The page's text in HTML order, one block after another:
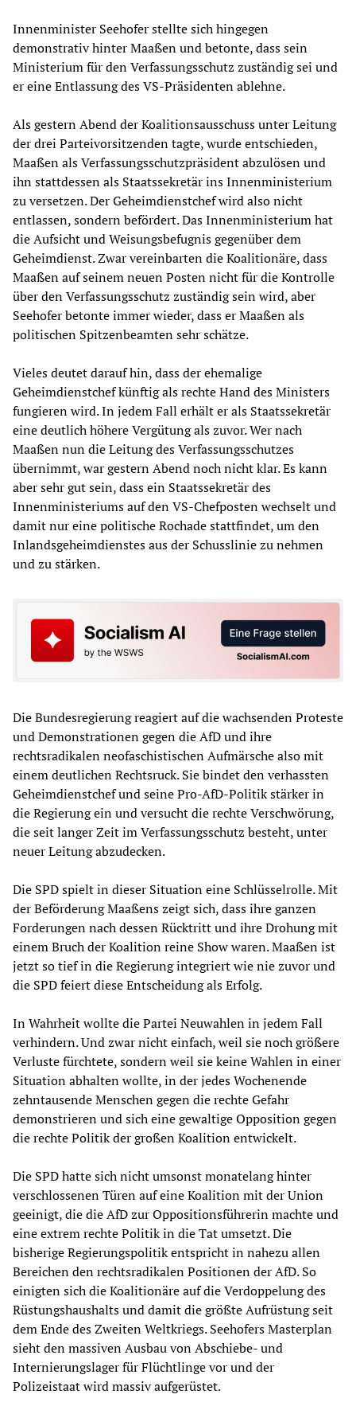
Innenminister Seehofer stellte sich hingegen
demonstrativ hinter Maaßen und betonte, dass sein
Ministerium für den Verfassungsschutz zuständig sei und
er eine Entlassung des VS-Präsidenten ablehne.
Als gestern Abend der Koalitionsausschuss unter Leitung
der drei Parteivorsitzenden tagte, wurde entschieden,
Maaßen als Verfassungsschutzpräsident abzulösen und
ihn stattdessen als Staatssekretär ins Innenministerium
zu versetzen. Der Geheimdienstchef wird also nicht
entlassen, sondern befördert. Das Innenministerium hat
die Aufsicht und Weisungsbefugnis gegenüber dem
Geheimdienst. Zwar vereinbarten die Koalitionäre, dass
Maaßen auf seinem neuen Posten nicht für die Kontrolle
über den Verfassungsschutz zuständig sein wird, aber
Seehofer betonte immer wieder, dass er Maaßen als
politischen Spitzenbeamten sehr schätze.
Vieles deutet darauf hin, dass der ehemalige
Geheimdienstchef künftig als rechte Hand des Ministers
fungieren wird. In jedem Fall erhält er als Staatssekretär
eine deutlich höhere Vergütung als zuvor. Wer nach
Maaßen nun die Leitung des Verfassungsschutzes
übernimmt, war gestern Abend noch nicht klar. Es kann
aber sehr gut sein, dass ein Staatssekretär des
Innenministeriums auf den VS-Chefposten wechselt und
damit nur eine politische Rochade stattfindet, um den
Inlandsgeheimdienstes aus der Schusslinie zu nehmen
und zu stärken.
Die Bundesregierung reagiert auf die wachsenden Proteste
und Demonstrationen gegen die AfD und ihre
rechtsradikalen neofaschistischen Aufmärsche also mit
einem deutlichen Rechtsruck. Sie bindet den verhassten
Geheimdienstchef und seine Pro-AfD-Politik stärker in
die Regierung ein und versucht die rechte Verschwörung,
die seit langer Zeit im Verfassungsschutz besteht, unter
neuer Leitung abzudecken.
Die SPD spielt in dieser Situation eine Schlüsselrolle. Mit
der Beförderung Maaßens zeigt sich, dass ihre ganzen
Forderungen nach dessen Rücktritt und ihre Drohung mit
einem Bruch der Koalition reine Show waren. Maaßen ist
jetzt so tief in die Regierung integriert wie nie zuvor und
die SPD feiert diese Entscheidung als Erfolg.
In Wahrheit wollte die Partei Neuwahlen in jedem Fall
verhindern. Und zwar nicht einfach, weil sie noch größere
Verluste fürchtete, sondern weil sie keine Wahlen in einer
Situation abhalten wollte, in der jedes Wochenende
zehntausende Menschen gegen die rechte Gefahr
demonstrieren und sich eine gewaltige Opposition gegen
die rechte Politik der großen Koalition entwickelt.
Die SPD hatte sich nicht umsonst monatelang hinter
verschlossenen Türen auf eine Koalition mit der Union
geeinigt, die die AfD zur Oppositionsführerin machte und
eine extrem rechte Politik in die Tat umsetzt. Die
bisherige Regierungspolitik entspricht in nahezu allen
Bereichen den rechtsradikalen Positionen der AfD. So
einigten sich die Koalitionäre auf die Verdoppelung des
Rüstungshaushalts und damit die größte Aufrüstung seit
dem Ende des Zweiten Weltkriegs. Seehofers Masterplan
sieht den massiven Ausbau von Abschiebe- und
Internierungslager für Flüchtlinge vor und der
Polizeistaat wird massiv aufgerüstet.